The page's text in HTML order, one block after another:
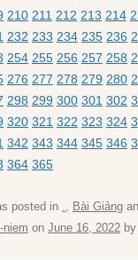
210 211 212 213 214
232 233 234 235 236
254 255 256 257 258
276 277 278 279 280
298 299 300 301 302
320 321 322 323 324
342 343 344 345 346
364 365
posted in ., Bài Giảng
niem on June 16, 2022 by